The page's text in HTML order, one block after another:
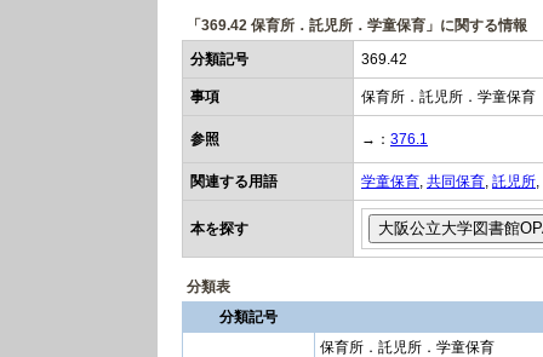
「369.42 保育所．託児所．学童保育」に関する情報
分類記号
369.42
事項 保育所．託児所．学童保育
参照 →： 376.1
関連する用語 学童保育, 共同保育, 託児所,
本を探す
分類表
分類記号
保育所．託児所．学童保育